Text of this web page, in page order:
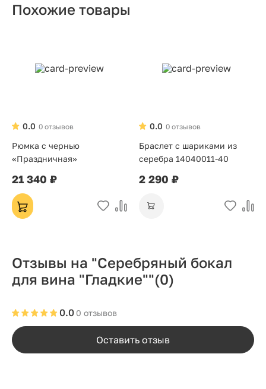
Похожие товары
0 отзывов
0.0
Рюмка с чернью
«Праздничная»
21 340 ₽
0 отзывов
0.0
Браслет с шариками из
серебра 14040011-40
2 290 ₽
Отзывы на "Серебряный бокал
для вина "Гладкие""(0)
0 отзывов
0.0
Оставить отзыв